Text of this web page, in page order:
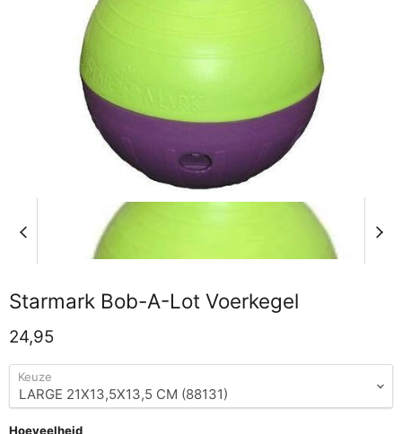
Starmark Bob-A-Lot Voerkegel
Huidige prijs
24,95
Keuze
Hoeveelheid